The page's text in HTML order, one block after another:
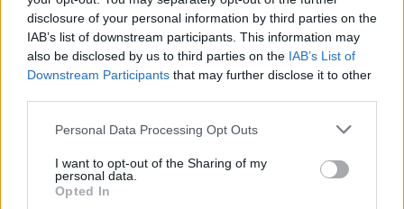
disclosure of your personal information by third parties on the
IAB’s list of downstream participants. This information may
also be disclosed by us to third parties on the IAB’s List of
Downstream Participants that may further disclose it to other
Please note that this website/app uses one or more Google
not limited to your visit or usage behaviour. You may click to
grant or deny consent to Google and its third-party tags to
use your data for below specified purposes in below Google
Personal Data Processing Opt Outs
I want to opt-out of the Sharing of my
personal data.
Opted In
προσφέροντας περισσότερη ζωντάνια και αντοχή
στην καθημερινότητά σας.
ΑΣΕΠ: Πιστοποίηση Αγγλικών σε